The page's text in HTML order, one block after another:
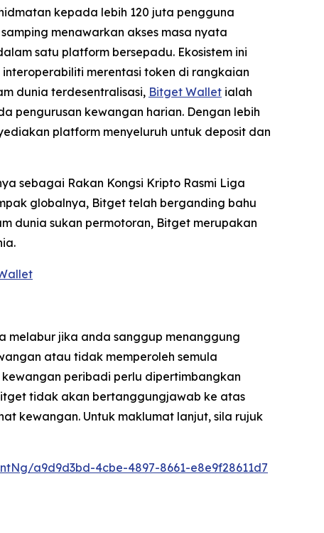
kepada lebih 120 juta pengguna
menawarkan akses masa nyata
satu platform bersepadu. Ekosistem ini
merentasi token di rangkaian
dunia terdesentralisasi, Bitget Wallet ialah
pengurusan kewangan harian. Dengan lebih
platform menyeluruh untuk deposit dan
sebagai Rakan Kongsi Kripto Rasmi Liga
globalnya, Bitget telah berganding bahu
dunia sukan permotoran, Bitget merupakan
melabur jika anda sanggup menanggung
atau tidak memperoleh semula
peribadi perlu dipertimbangkan
tidak akan bertanggungjawab ke atas
kewangan. Untuk maklumat lanjut, sila rujuk
a9d9d3bd-4cbe-4897-8661-e8e9f28611d7